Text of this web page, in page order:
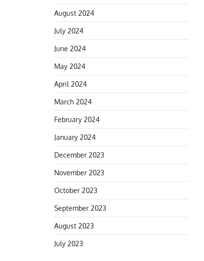
August 2024
July 2024
June 2024
May 2024
April 2024
March 2024
February 2024
January 2024
December 2023
November 2023
October 2023
September 2023
August 2023
July 2023